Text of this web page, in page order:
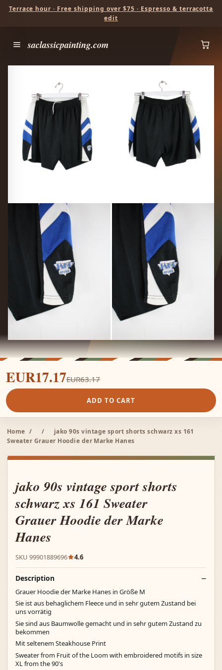
Terrace hour · Free shipping over $75 · Espresso & terracotta
edit
saclassicpainting.com
EUR17.17EUR63.17
ADD TO CART
Home / /
jako 90s vintage sport shorts schwarz xs 161
Sweater Grauer Hoodie der Marke Hanes
jako 90s vintage sport shorts
schwarz xs 161 Sweater
Grauer Hoodie der Marke
Hanes
SKU 99901889696 4.6
Description
Grauer Hoodie der Marke Hanes in Größe M
Sie ist aus behaglichem Fleece und in sehr gutem Zustand bei
uns vorrätig
Sie sind aus Baumwolle gemacht und in sehr gutem Zustand zu
bekommen
Mit seltenem Steakhouse Print
Sweater from Fruit of the Loom with embroidered motifs in size
XL from the 90's